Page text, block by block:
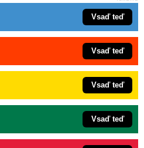
Vsaď teď
Vsaď teď
Vsaď teď
Vsaď teď